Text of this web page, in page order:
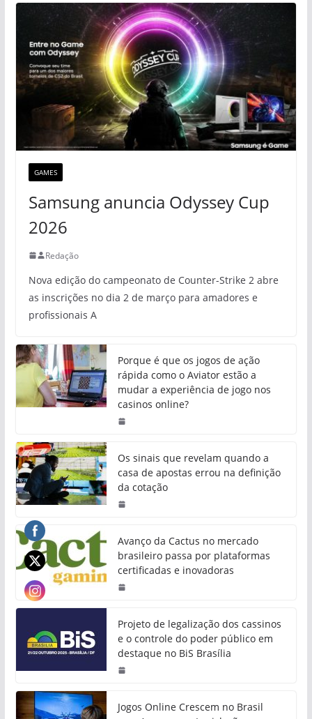
GAMES
Samsung anuncia Odyssey Cup
2026
Redação
Nova edição do campeonato de Counter-Strike 2 abre
as inscrições no dia 2 de março para amadores e
profissionais A
Porque é que os jogos de ação
rápida como o Aviator estão a
mudar a experiência de jogo nos
casinos online?
Os sinais que revelam quando a
casa de apostas errou na definição
da cotação
Avanço da Cactus no mercado
brasileiro passa por plataformas
certificadas e inovadoras
Projeto de legalização dos cassinos
e o controle do poder público em
destaque no BiS Brasília
Jogos Online Crescem no Brasil